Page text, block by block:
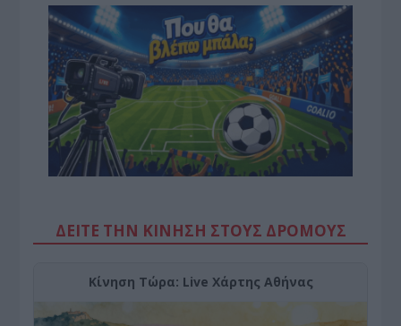
ΔΕΙΤΕ ΤΗΝ ΚΙΝΗΣΗ ΣΤΟΥΣ ΔΡΌΜΟΥΣ
Κίνηση Τώρα: Live Χάρτης Αθήνας